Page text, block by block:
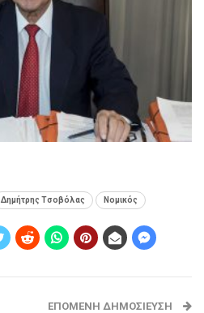
Δημήτρης Τσοβόλας Νομικός
ΕΠΌΜΕΝΗ ΔΗΜΟΣΊΕΥΣΗ